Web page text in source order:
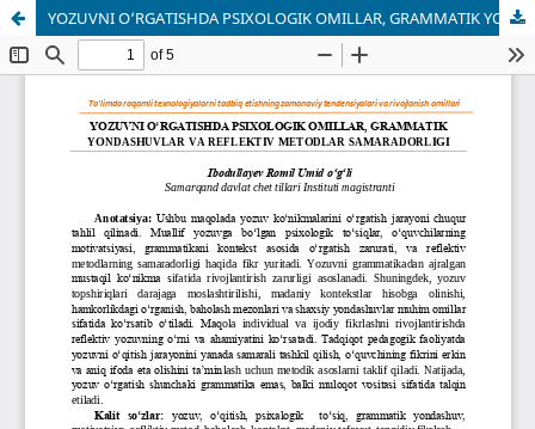
YOZUVNI O‘RGATISHDA PSIXOLOGIK OMILLAR, GRAMMATIK YONDASHUVLAR VA REFLEKTIV METODLAR SAMARADORLIGI